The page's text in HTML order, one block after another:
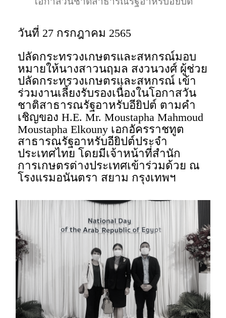
วันที่ 27 กรกฎาคม 2565
ปลัดกระทรวงเกษตรและสหกรณ์มอบ
หมายให้นางสาวนฤมล สงวนวงศ์ ผู้ช่วย
ปลัดกระทรวงเกษตรและสหกรณ์ เข้า
ร่วมงานเลี้ยงรับรองเนื่องในโอกาสวัน
ชาติสาธารณรัฐอาหรับอียิปต์ ตามคำ
เชิญของ H.E. Mr. Moustapha Mahmoud
Moustapha Elkouny เอกอัครราชทูต
สาธารณรัฐอาหรับอียิปต์ประจำ
ประเทศไทย โดยมีเจ้าหน้าที่สำนัก
การเกษตรต่างประเทศเข้าร่วมด้วย ณ
โรงแรมอนันตรา สยาม กรุงเทพฯ